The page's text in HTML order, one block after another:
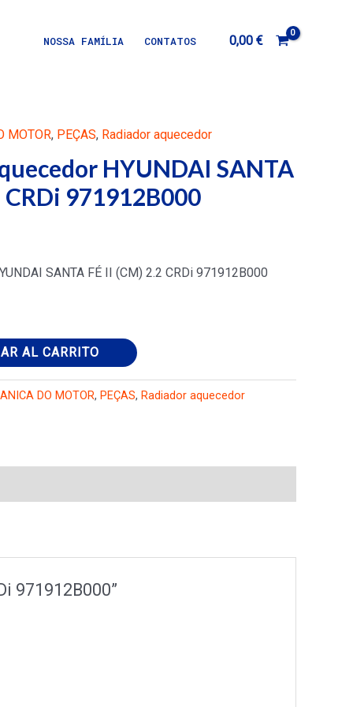
NOSSA FAMÍLIA CONTATOS 0,00 €
MOTOR, PEÇAS, Radiador aquecedor
HYUNDAI SANTA
CRDi 971912B000
SANTA FÉ II (CM) 2.2 CRDi 971912B000
AL CARRITO
DO MOTOR, PEÇAS, Radiador aquecedor
971912B000”